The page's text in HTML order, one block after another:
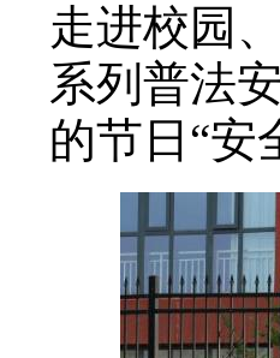
走进校园
系列普法
的节日“安